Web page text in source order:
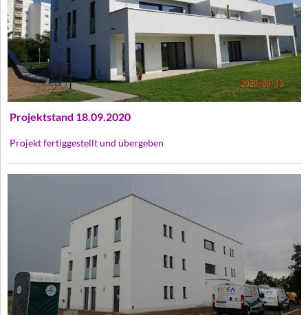
Projektstand 18.09.2020
Projekt fertiggestellt und übergeben